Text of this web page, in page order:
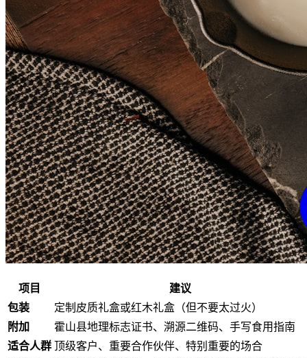
项目
建议
包装
定制皮质礼盒或红木礼盒（但不要太过火）
附加
霍山县地理标志证书、溯源二维码、手写食用指南
适合人群 顶级客户、重要合作伙伴、特别重要的场合